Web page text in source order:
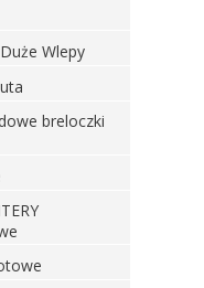
Wlepy
breloczki